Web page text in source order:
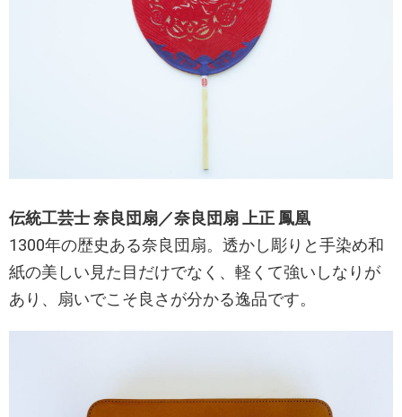
伝統工芸士 奈良団扇／奈良団扇 上正 鳳凰
1300年の歴史ある奈良団扇。透かし彫りと手染め和
紙の美しい見た目だけでなく、軽くて強いしなりが
あり、扇いでこそ良さが分かる逸品です。